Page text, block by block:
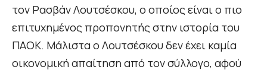
τον Ρασβάν Λουτσέσκου, ο οποίος είναι ο πιο
επιτυχημένος προπονητής στην ιστορία του
ΠΑΟΚ. Μάλιστα ο Λουτσέσκου δεν έχει καμία
οικονομική απαίτηση από τον σύλλογο, αφού